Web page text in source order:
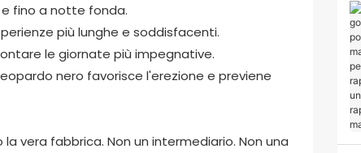
fino a notte fonda.
più lunghe e soddisfacenti.
le giornate più impegnative.
vera fabbrica. Non un intermediario. Non una